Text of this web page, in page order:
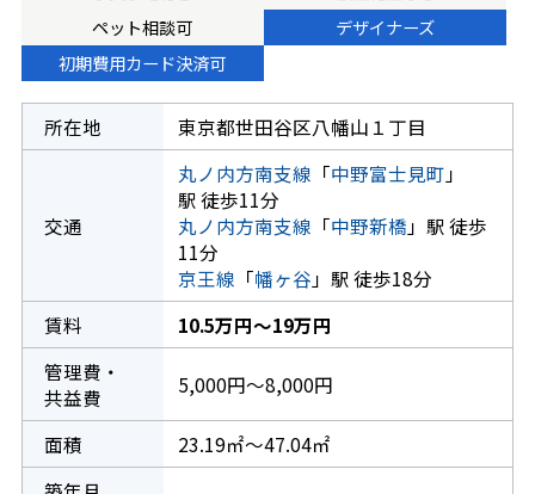
ペット相談可
デザイナーズ
初期費用カード決済可
所在地 東京都世田谷区八幡山１丁目
交通
丸ノ内方南支線 「中野富士見町 」
駅 徒歩11分
丸ノ内方南支線 「中野新橋 」駅 徒歩
11分
京王線 「幡ヶ谷 」駅 徒歩18分
賃料
10.5万円～19万円
管理費・
共益費
5,000円～8,000円
面積
23.19㎡～47.04㎡